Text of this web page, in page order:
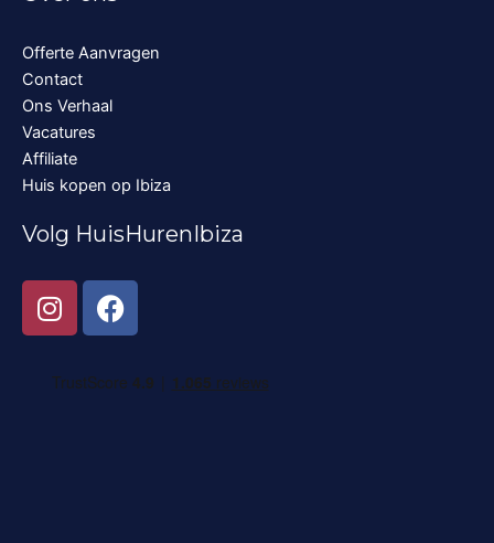
Offerte Aanvragen
Contact
Ons Verhaal
Vacatures
Affiliate
Huis kopen op Ibiza
Volg HuisHurenIbiza
I
n
t
F
a
e